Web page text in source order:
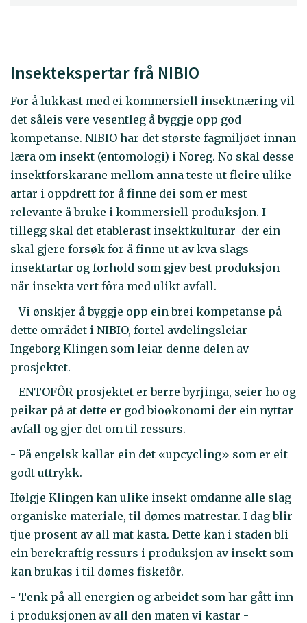
Insektekspertar frå NIBIO
For å lukkast med ei kommersiell insektnæring vil
det såleis vere vesentleg å byggje opp god
kompetanse. NIBIO har det største fagmiljøet innan
læra om insekt (entomologi) i Noreg. No skal desse
insektforskarane mellom anna teste ut fleire ulike
artar i oppdrett for å finne dei som er mest
relevante å bruke i kommersiell produksjon. I
tillegg skal det etablerast insektkulturar der ein
skal gjere forsøk for å finne ut av kva slags
insektartar og forhold som gjev best produksjon
når insekta vert fôra med ulikt avfall.
- Vi ønskjer å byggje opp ein brei kompetanse på
dette området i NIBIO, fortel avdelingsleiar
Ingeborg Klingen som leiar denne delen av
prosjektet.
- ENTOFÔR-prosjektet er berre byrjinga, seier ho og
peikar på at dette er god bioøkonomi der ein nyttar
avfall og gjer det om til ressurs.
- På engelsk kallar ein det «upcycling» som er eit
godt uttrykk.
Ifølgje Klingen kan ulike insekt omdanne alle slag
organiske materiale, til dømes matrestar. I dag blir
tjue prosent av all mat kasta. Dette kan i staden bli
ein berekraftig ressurs i produksjon av insekt som
kan brukas i til dømes fiskefôr.
- Tenk på all energien og arbeidet som har gått inn
i produksjonen av all den maten vi kastar -